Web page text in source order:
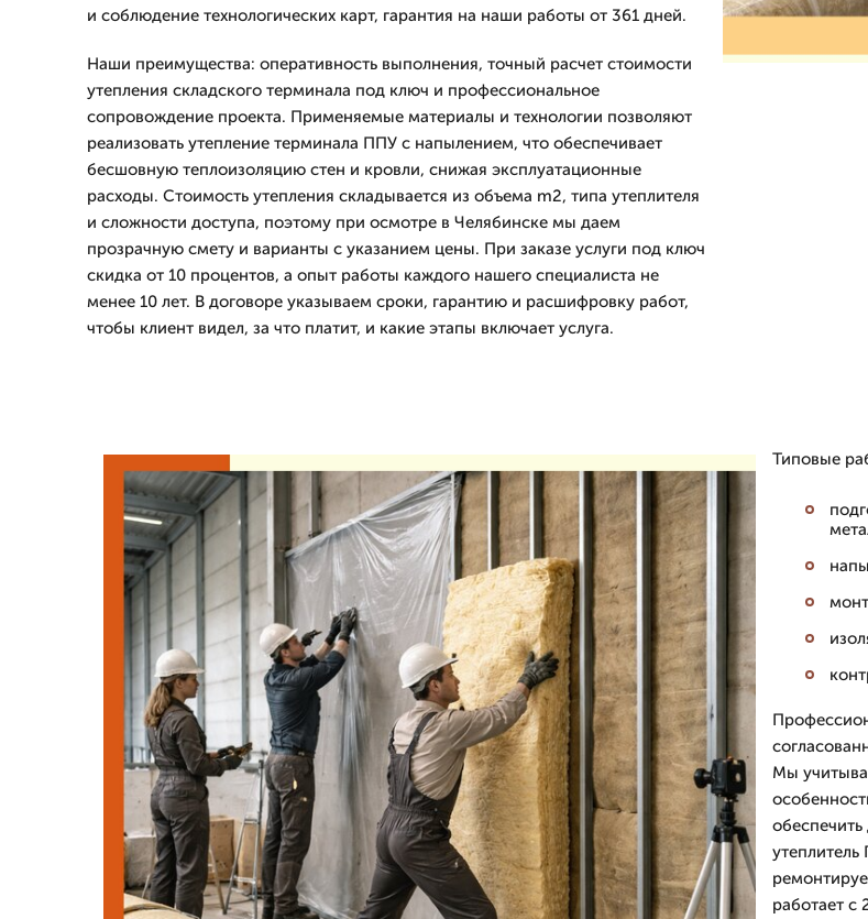
и соблюдение технологических карт, гарантия на наши работы от 361 дней.
Наши преимущества: оперативность выполнения, точный расчет стоимости
утепления складского терминала под ключ и профессиональное
сопровождение проекта. Применяемые материалы и технологии позволяют
реализовать утепление терминала ППУ с напылением, что обеспечивает
бесшовную теплоизоляцию стен и кровли, снижая эксплуатационные
расходы. Стоимость утепления складывается из объема m2, типа утеплителя
и сложности доступа, поэтому при осмотре в Челябинске мы даем
прозрачную смету и варианты с указанием цены. При заказе услуги под ключ
скидка от 10 процентов, а опыт работы каждого нашего специалиста не
менее 10 лет. В договоре указываем сроки, гарантию и расшифровку работ,
чтобы клиент видел, за что платит, и какие этапы включает услуга.
Типовые
Мы
работает с